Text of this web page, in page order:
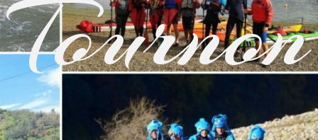
Tournon